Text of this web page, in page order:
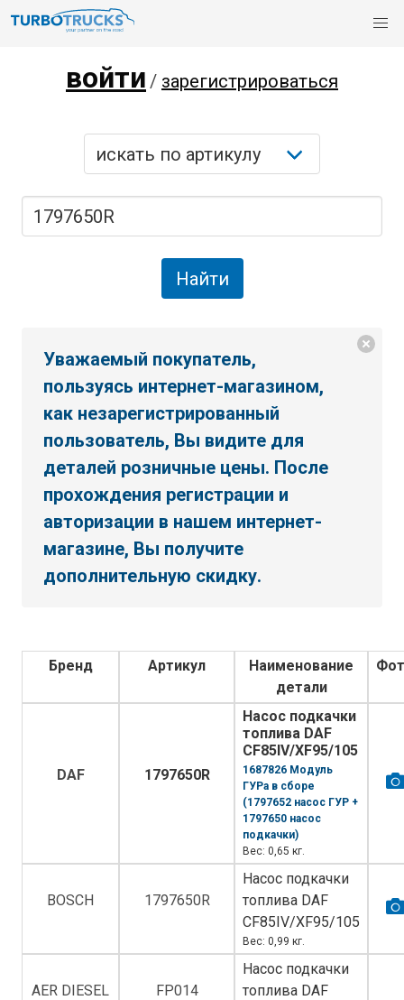
войти / зарегистрироваться
Уважаемый покупатель,
пользуясь интернет-магазином,
как незарегистрированный
пользователь, Вы видите для
деталей розничные цены. После
прохождения регистрации и
авторизации в нашем интернет-
магазине, Вы получите
дополнительную скидку.
Бренд Артикул
Наименование
детали
DAF 1797650R
Насос подкачки
топлива DAF
CF85IV/XF95/105
1687826 Модуль
ГУРа в сборе
(1797652 насос ГУР +
1797650 насос
подкачки)
Вес: 0,65 кг.
BOSCH 1797650R
Насос подкачки
топлива DAF
CF85IV/XF95/105
Вес: 0,99 кг.
AER DIESEL FP014
Насос подкачки
топлива DAF